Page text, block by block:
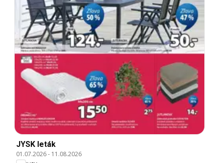
JYSK leták
01.07.2026- 11.08.2026